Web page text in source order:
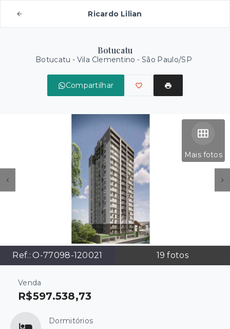
Ricardo Lilian
Botucatu
Botucatu - Vila Clementino - São Paulo/SP
Compartilhar
Mais fotos
Ref.:O-77098-120021 19 fotos
Venda
R$597.538,73
Dormitórios